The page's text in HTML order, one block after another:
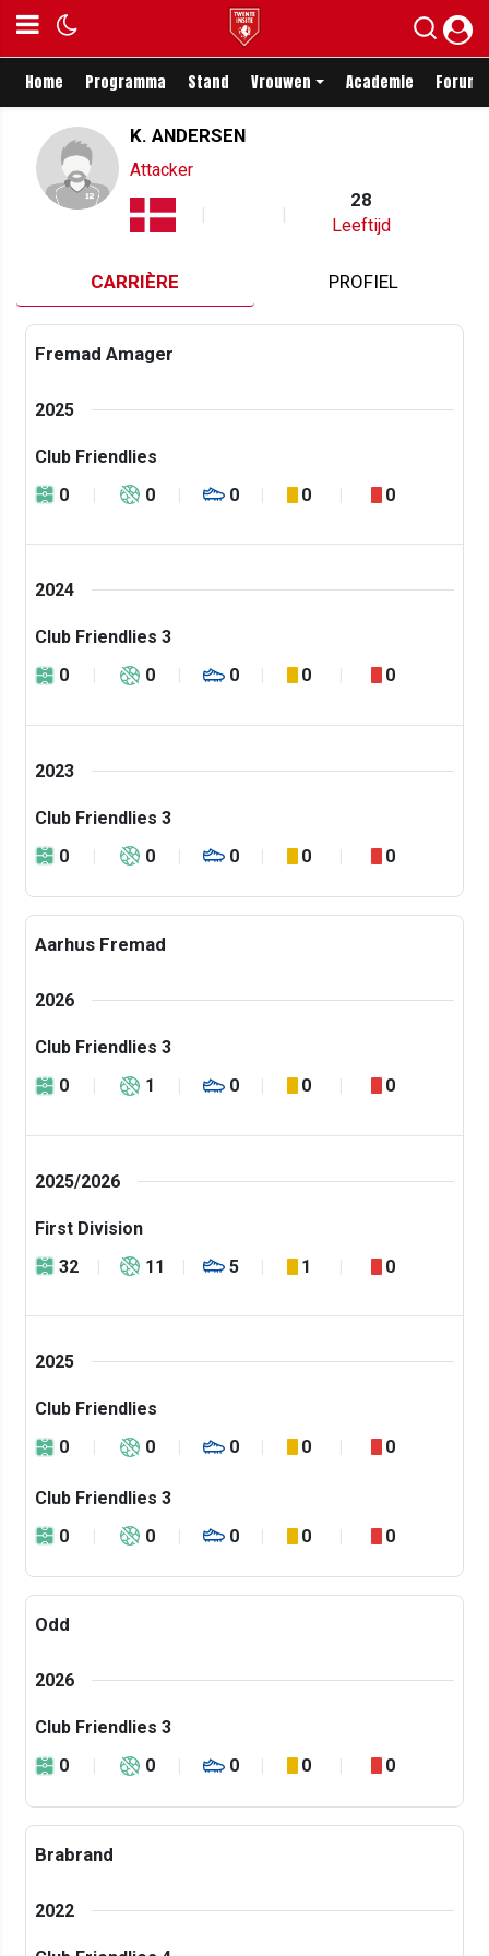
Home Programma Stand Vrouwen Academie Forum
K. ANDERSEN
Attacker
28
Leeftijd
CARRIÈRE PROFIEL
Fremad Amager
2025
Club Friendlies
0
0 0 0 0
2024
Club Friendlies 3
0
0 0 0 0
2023
Club Friendlies 3
0
0 0 0 0
Aarhus Fremad
2026
Club Friendlies 3
0
1 0 0 0
2025/2026
First Division
32
11 5 1 0
2025
Club Friendlies
0
0 0 0 0
Club Friendlies 3
0
0 0 0 0
Odd
2026
Club Friendlies 3
0
0 0 0 0
Brabrand
2022